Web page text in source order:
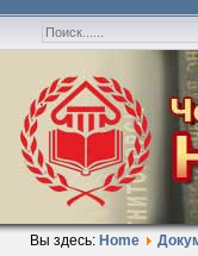
Вы здесь: Home